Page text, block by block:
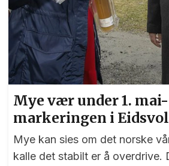
Mye vær under 1. mai-
markeringen i
Mye kan sies om det norske
kalle det stabilt er å overdrive.